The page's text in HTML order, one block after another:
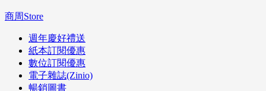
商周Store
週年慶好禮送
紙本訂閱優惠
數位訂閱優惠
電子雜誌(Zinio)
暢銷圖書